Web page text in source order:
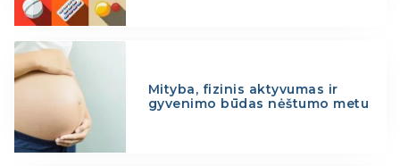
Mityba, fizinis aktyvumas ir
gyvenimo būdas nėštumo metu